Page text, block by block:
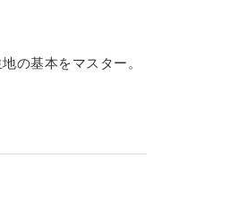
の基本をマスター。